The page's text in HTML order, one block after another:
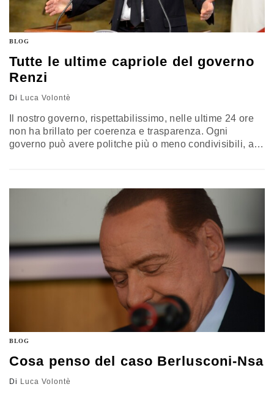
BLOG
Tutte le ultime capriole del governo
Renzi
Di Luca Volontè
Il nostro governo, rispettabilissimo, nelle ultime 24 ore
non ha brillato per coerenza e trasparenza. Ogni
governo può avere politche più o meno condivisibili, ai
non finire nei rapporti con gli altri Paesi e,
contemporaneamente, mistificare le proprie…
BLOG
Cosa penso del caso Berlusconi-Nsa
Di Luca Volontè